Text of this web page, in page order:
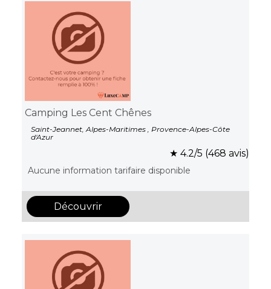
Camping Les Cent Chênes
Saint-Jeannet, Alpes-Maritimes , Provence-Alpes-Côte
d'Azur
★ 4.2/5 (468 avis)
Aucune information tarifaire disponible
Découvrir